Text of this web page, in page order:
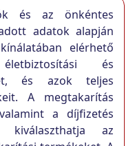
és az önkéntes
adatok alapján
elérhető
és
és azok teljes
A megtakarítás
a díjfizetés
kiválaszthatja az